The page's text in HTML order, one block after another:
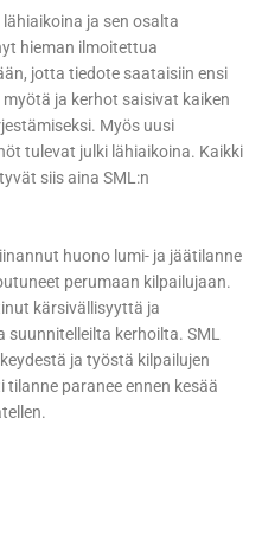
ja sen osalta
hieman ilmoitettua
jotta tiedote saataisiin ensi
ja kerhot saisivat kaiken
Myös uusi
tulevat julki lähiaikoina. Kaikki
siis aina SML:n
huono lumi- ja jäätilanne
perumaan kilpailujaan.
kärsivällisyyttä ja
kerhoilta. SML
ja työstä kilpailujen
paranee ennen kesää